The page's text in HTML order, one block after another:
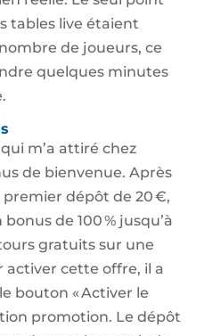
tables live étaient
de joueurs, ce
quelques minutes
m’a attiré chez
de bienvenue. Après
dépôt de 20 €,
de 100 % jusqu’à
gratuits sur une
activer cette offre, il a
bouton « Activer le
promotion. Le dépôt